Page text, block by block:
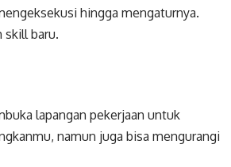
hingga mengaturnya.
skill baru.
lapangan pekerjaan untuk
namun juga bisa mengurangi